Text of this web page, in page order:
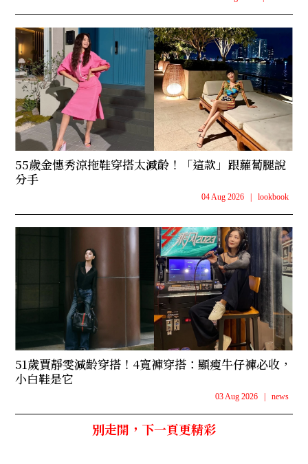
55歲金憓秀涼拖鞋穿搭太減齡！「這款」跟蘿蔔腿說
分手
04 Aug 2026 lookbook
51歲賈靜雯減齡穿搭！4寬褲穿搭：顯瘦牛仔褲必收，
小白鞋是它
03 Aug 2026 news
別走開，下一頁更精彩